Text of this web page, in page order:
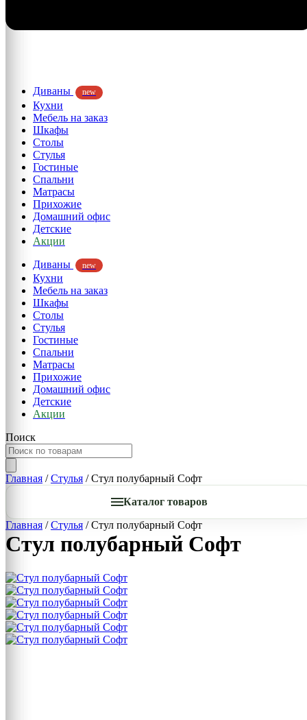
Диваны new
Кухни
Мебель на заказ
Шкафы
Столы
Стулья
Гостиные
Спальни
Матрасы
Прихожие
Домашний офис
Детские
Акции
Диваны
new
Кухни
Мебель на заказ
Шкафы
Столы
Стулья
Гостиные
Спальни
Матрасы
Прихожие
Домашний офис
Детские
Акции
Поиск
Главная /Стулья / Стул полубарный Софт
Каталог товаров
Главная /Стулья / Стул полубарный Софт
Стул полубарный Софт